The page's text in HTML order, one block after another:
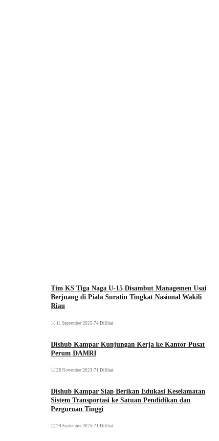
Tim KS Tiga Naga U-15 Disambut Managemen Usai
Berjuang di Piala Suratin Tingkat Nasional Wakili
Riau
11 September 2025 •74 Dilihat
Dishub Kampar Kunjungan Kerja ke Kantor Pusat
Perum DAMRI
28 November 2023 •71 Dilihat
Dishub Kampar Siap Berikan Edukasi Keselamatan
Sistem Transportasi ke Satuan Pendidikan dan
Perguruan Tinggi
29 September 2025 •71 Dilihat